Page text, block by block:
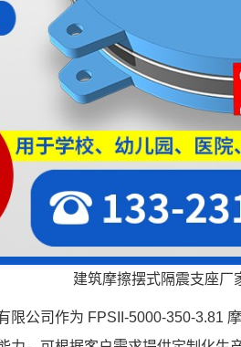
建筑摩擦摆式隔震支座厂
限公司作为 FPSII-5000-350-3.81